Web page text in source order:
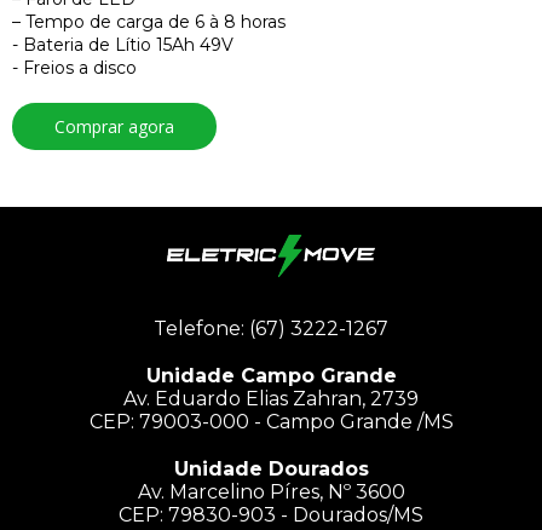
– Tempo de carga de 6 à 8 horas
- Bateria de Lítio 15Ah 49V
- Freios a disco
Comprar agora
Telefone: (67) 3222-1267
Unidade Campo Grande
Av. Eduardo Elias Zahran, 2739
CEP: 79003-000 - Campo Grande /MS
Unidade Dourados
Av. Marcelino Píres, Nº 3600
CEP: 79830-903 - Dourados/MS